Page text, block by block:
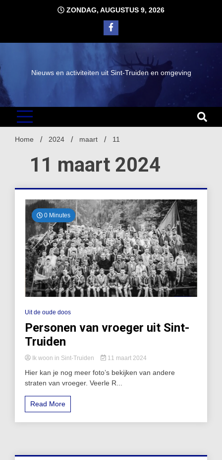
ZONDAG, AUGUSTUS 9, 2026
Nieuws en activiteiten uit Sint-Truiden en omgeving
Home 2024 maart 11
11 maart 2024
0 Minutes
Uit de oude doos
Personen van vroeger uit Sint-
Truiden
Ik woon in Sint-Truiden 11 maart 2024
Hier kan je nog meer foto’s bekijken van andere
straten van vroeger. Veerle R...
Read More